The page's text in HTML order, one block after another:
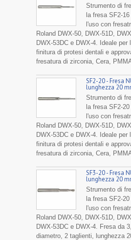
Strumento di
la fresa SF2-
l'uso con
Roland DWX-50, DWX-51D,
DWX-53DC e DWX-4. Ideale
finitura di protesi dentali e
fresatura di zirconia, Cera,
SF2-20 - Fresa
lunghezza 20
Strumento di
la fresa SF2-
l'uso con
Roland DWX-50, DWX-51D,
DWX-53DC e DWX-4. Ideale
finitura di protesi dentali e
fresatura di zirconia, Cera,
SF3-20 - Fresa
lunghezza 20
Strumento di
la fresa SF2-
l'uso con
Roland DWX-50, DWX-51D,
DWX-53DC e DWX-4. Fresa da
diametro, 2 taglienti, lunghezza